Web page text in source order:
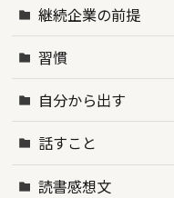
継続企業の前提
習慣
自分から出す
話すこと
読書感想文